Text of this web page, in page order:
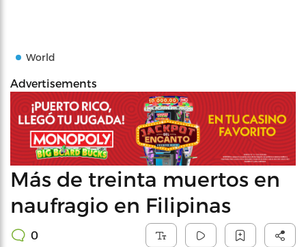
World
Advertisements
Más de treinta muertos en
naufragio en Filipinas
0